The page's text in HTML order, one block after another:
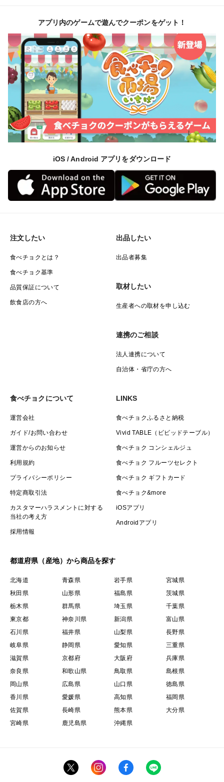
アプリ内のゲームで遊んでクーポンをゲット！
iOS / Android アプリをダウンロード
注文したい
食べチョクとは？
食べチョク基準
品質保証について
飲食店の方へ
出品したい
出品者募集
取材したい
生産者への取材を申し込む
連携のご相談
法人連携について
自治体・省庁の方へ
食べチョクについて
運営会社
ガイド/お問い合わせ
運営からのお知らせ
利用規約
プライバシーポリシー
特定商取引法
カスタマーハラスメントに対する
当社の考え方
採用情報
LINKS
食べチョクふるさと納税
Vivid TABLE（ビビッドテーブル）
食べチョク コンシェルジュ
食べチョク フルーツセレクト
食べチョク ギフトカード
食べチョク&more
iOSアプリ
Androidアプリ
都道府県（産地）から商品を探す
北海道 青森県 岩手県
宮城県
秋田県
山形県 福島県
茨城県
栃木県
群馬県 埼玉県
千葉県
東京都
神奈川県 新潟県
富山県
石川県
福井県 山梨県
長野県
岐阜県
静岡県 愛知県
三重県
滋賀県
京都府 大阪府
兵庫県
奈良県
和歌山県 鳥取県
島根県
岡山県
広島県 山口県
徳島県
香川県
愛媛県 高知県
福岡県
佐賀県
長崎県 熊本県
大分県
宮崎県
鹿児島県 沖縄県